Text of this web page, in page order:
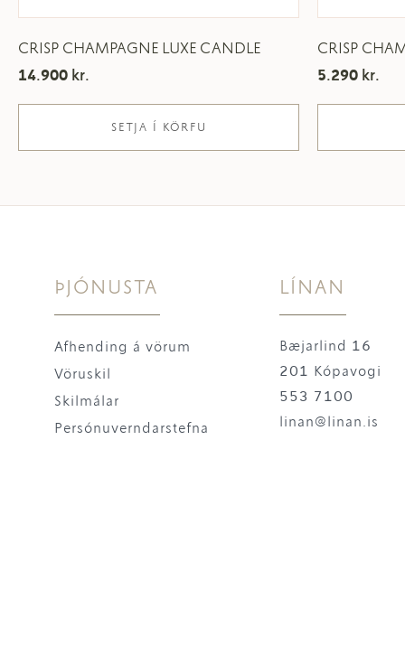
CRISP CHAMPAGNE LUXE CANDLE
14.900 kr.
SETJA Í KÖRFU
CRISP
5.290 kr.
ÞJÓNUSTA
Afhending á vörum
Vöruskil
Skilmálar
Persónuverndarstefna
LÍNAN
Bæjarlind 16
201 Kópavogi
553 7100
linan@linan.is